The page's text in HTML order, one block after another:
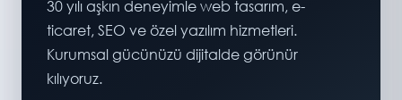
30 yılı aşkın deneyimle web tasarım, e-
ticaret, SEO ve özel yazılım hizmetleri.
Kurumsal gücünüzü dijitalde görünür
kılıyoruz.